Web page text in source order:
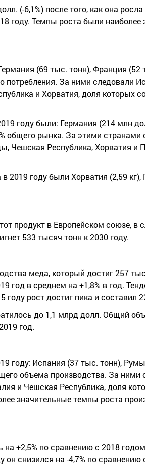
(-6,1%) после того, как она
году. Темпы роста были
(69 тыс. тонн), Франция (52
потребления. За ними следовали
и Хорватия, доля которых
году были: Германия (214 млн
общего рынка. За этими странами
Чешская Республика, Хорватия и
году были Хорватия (2,59 кг),
продукт в Европейском союзе, в
533 тысяч тонн к 2030 году.
меда, который достиг 257
год в среднем на +1,8% в год.
рост достиг пика и составил
до 1,1 млрд долл. Общий
год.
Испания (37 тыс. тонн),
объема производства. За
и Чешская Республика, доля
значительные темпы роста
на +2,5% по сравнению с 2018
он снизился на -4,7% по